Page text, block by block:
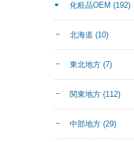
化粧品OEM (192)
北海道 (10)
東北地方 (7)
関東地方 (112)
中部地方 (29)